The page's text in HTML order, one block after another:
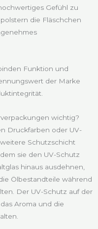
Gefühl zu
die Fläschchen
Funktion und
der Marke
wichtig?
Druckfarben oder UV-
Schutzschicht
sie den UV-Schutz
hinaus ausdehnen,
Ölbestandteile während
Der UV-Schutz auf der
Aroma und die